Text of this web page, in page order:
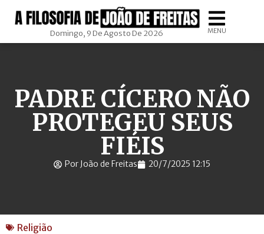
Domingo, 9 De Agosto De 2026 MENU
PADRE CÍCERO NÃO
PROTEGEU SEUS
FIÉIS
Por João de Freitas 20/7/2025 12:15
Religião